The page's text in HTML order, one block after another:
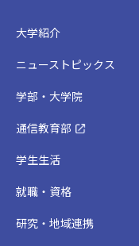
大学紹介
ニューストピックス
学部・大学院
通信教育部
学生生活
就職・資格
研究・地域連携